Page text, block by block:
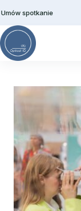
do
Umów spotkanie